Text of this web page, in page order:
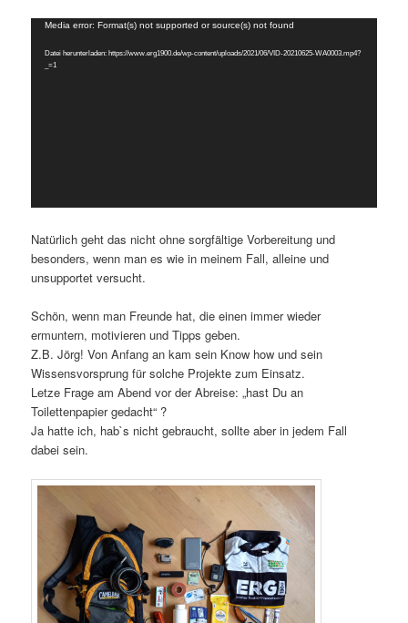
Video-
Media error: Format(s) not supported or source(s) not found
Datei herunterladen: https://www.erg1900.de/wp-content/uploads/2021/06/VID-20210625-WA0003.mp4?
_=1
Natürlich geht das nicht ohne sorgfältige Vorbereitung und
besonders, wenn man es wie in meinem Fall, alleine und
unsupportet versucht.
Schön, wenn man Freunde hat, die einen immer wieder
ermuntern, motivieren und Tipps geben.
Z.B. Jörg! Von Anfang an kam sein Know how und sein
Wissensvorsprung für solche Projekte zum Einsatz.
Letze Frage am Abend vor der Abreise: „hast Du an
Toilettenpapier gedacht“ ?
Ja hatte ich, hab`s nicht gebraucht, sollte aber in jedem Fall
dabei sein.